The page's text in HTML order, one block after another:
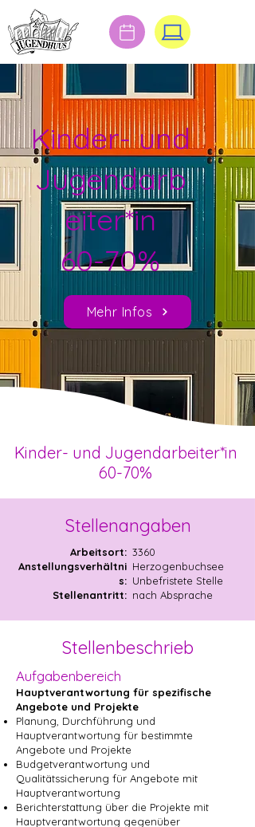
Mehr Infos
Kinder- und
Jugendarb
eiter*in
60-70%
Kinder- und Jugendarbeiter*in
60-70%
Stellenangaben
Arbeitsort:
Anstellungsverhältni
s:
Stellenantritt:
3360
Herzogenbuchsee
Unbefristete Stelle
nach Absprache
Stellenbeschrieb
Aufgabenbereich
Hauptverantwortung für spezifische
Angebote und Projekte
Planung, Durchführung und
Hauptverantwortung für bestimmte
Angebote und Projekte
Budgetverantwortung und
Qualitätssicherung für Angebote mit
Hauptverantwortung
Berichterstattung über die Projekte mit
Hauptverantwortung gegenüber